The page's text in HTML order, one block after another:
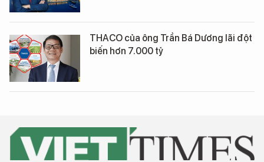
THACO của ông Trần Bá Dương lãi đột
biến hơn 7.000 tỷ